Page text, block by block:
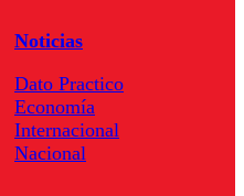
Noticias
Dato Practico
Economía
Internacional
Nacional